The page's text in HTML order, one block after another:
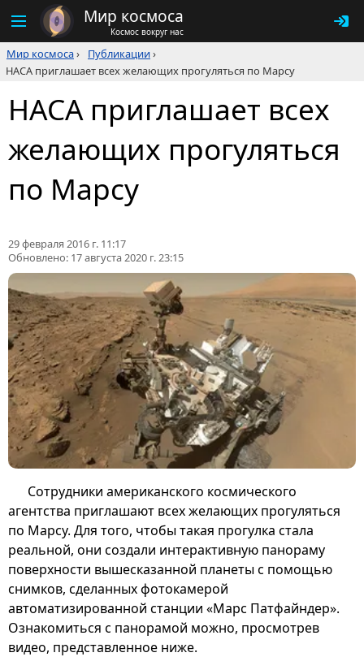
Мир космоса
Космос вокруг нас
Мир космоса› Публикации›
НАСА приглашает всех желающих прогуляться по Марсу
НАСА приглашает всех
желающих прогуляться
по Марсу
29 февраля 2016 г. 11:17
Обновлено: 17 августа 2020 г. 23:15
Сотрудники американского космического
агентства приглашают всех желающих прогуляться
по Марсу. Для того, чтобы такая прогулка стала
реальной, они создали интерактивную панораму
поверхности вышесказанной планеты с помощью
снимков, сделанных фотокамерой
автоматизированной станции «Марс Патфайндер».
Ознакомиться с панорамой можно, просмотрев
видео, представленное ниже.